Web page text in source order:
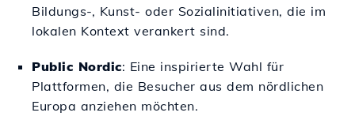
Bildungs-, Kunst- oder Sozialinitiativen, die im
lokalen Kontext verankert sind.
Public Nordic: Eine inspirierte Wahl für
Plattformen, die Besucher aus dem nördlichen
Europa anziehen möchten.